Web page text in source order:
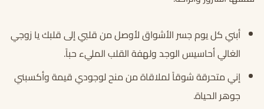
أبني كل يوم جسر الأشواق لأوصل من قلبي إلى قلبك يا زوجي
الغالي أحاسيس الوجد ولهفة القلب المليء حباً.
إني متحرقة شوقاً لملاقاة من منح لوجودي قيمة وأكسبني
جوهر الحياة.